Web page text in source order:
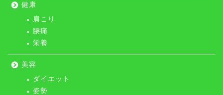
健康
肩こり
腰痛
栄養
美容
ダイエット
姿勢